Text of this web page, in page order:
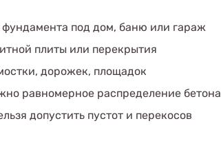
фундамента под дом, баню или гараж
плиты или перекрытия
дорожек, площадок
равномерное распределение бетона
допустить пустот и перекосов